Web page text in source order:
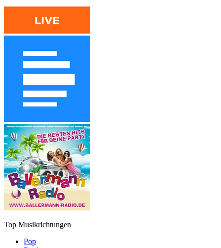
Top Musikrichtungen
Pop